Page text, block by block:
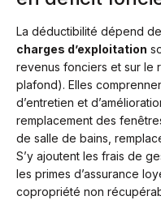
La déductibilité dépend
charges d’exploitation
revenus fonciers et sur le
plafond). Elles
d’entretien et
remplacement des
de salle de bains,
S’y ajoutent les frais de
les primes d’assurance
copropriété non